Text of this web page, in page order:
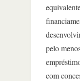
pelo
com